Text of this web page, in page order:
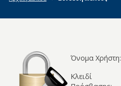
Όνομα Χρήστη:
Κλειδί